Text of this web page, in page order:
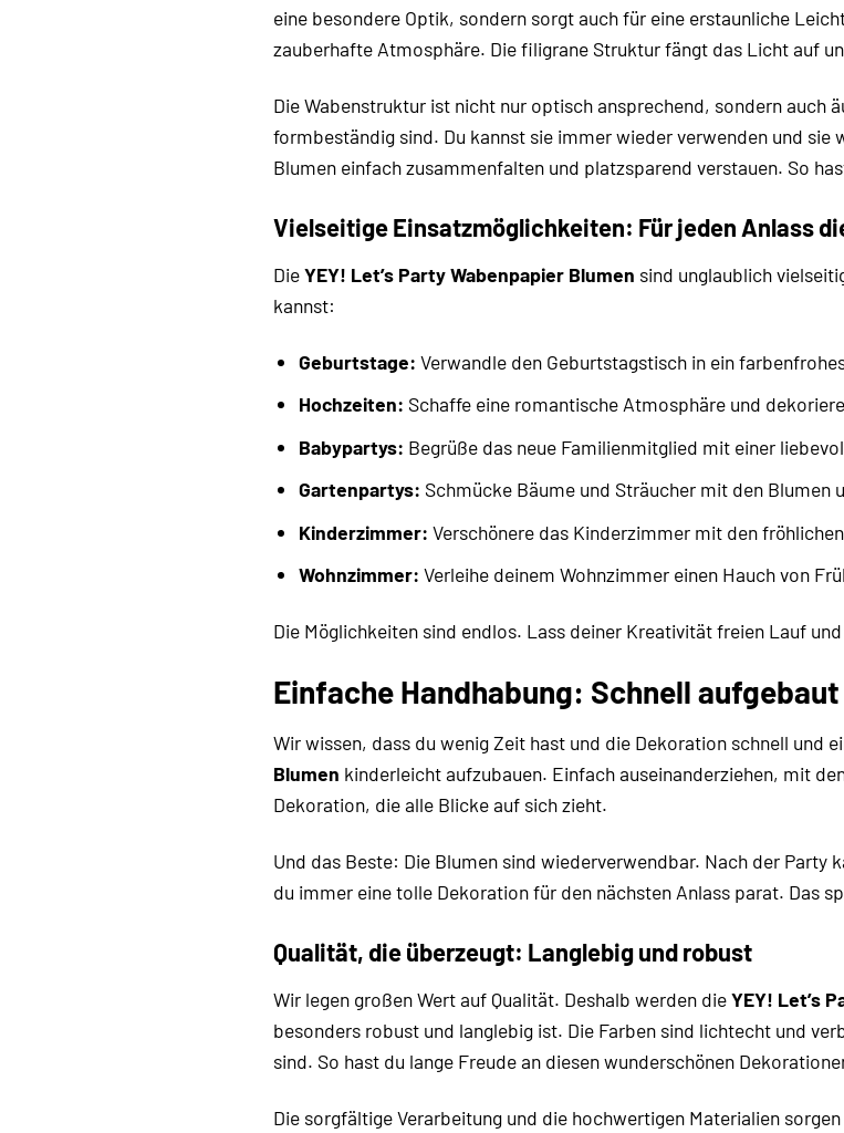
eine besondere Optik, sondern sorgt auch für eine erstaunliche
zauberhafte Atmosphäre. Die filigrane Struktur fängt das Licht auf
Die Wabenstruktur ist nicht nur optisch ansprechend, sondern auch
formbeständig sind. Du kannst sie immer wieder verwenden und
Blumen einfach zusammenfalten und platzsparend verstauen. So
Vielseitige Einsatzmöglichkeiten: Für jeden Anlass
DieYEY! Let’s Party Wabenpapier Blumen sind unglaublich
kannst:
Geburtstage: Verwandle den Geburtstagstisch in ein
Hochzeiten: Schaffe eine romantische Atmosphäre und
Babypartys: Begrüße das neue Familienmitglied mit einer
Gartenpartys: Schmücke Bäume und Sträucher mit den
Kinderzimmer: Verschönere das Kinderzimmer mit den
Wohnzimmer: Verleihe deinem Wohnzimmer einen Hauch von
Die Möglichkeiten sind endlos. Lass deiner Kreativität freien Lauf
Einfache Handhabung: Schnell
Wir wissen, dass du wenig Zeit hast und die Dekoration schnell und
Blumen kinderleicht aufzubauen. Einfach auseinanderziehen, mit
Dekoration, die alle Blicke auf sich zieht.
Und das Beste: Die Blumen sind wiederverwendbar. Nach der
du immer eine tolle Dekoration für den nächsten Anlass parat. Das
Qualität, die überzeugt: Langlebig und robust
Wir legen großen Wert auf Qualität. Deshalb werden dieYEY! Let’s
besonders robust und langlebig ist. Die Farben sind lichtecht und
sind. So hast du lange Freude an diesen wunderschönen
Die sorgfältige Verarbeitung und die hochwertigen Materialien